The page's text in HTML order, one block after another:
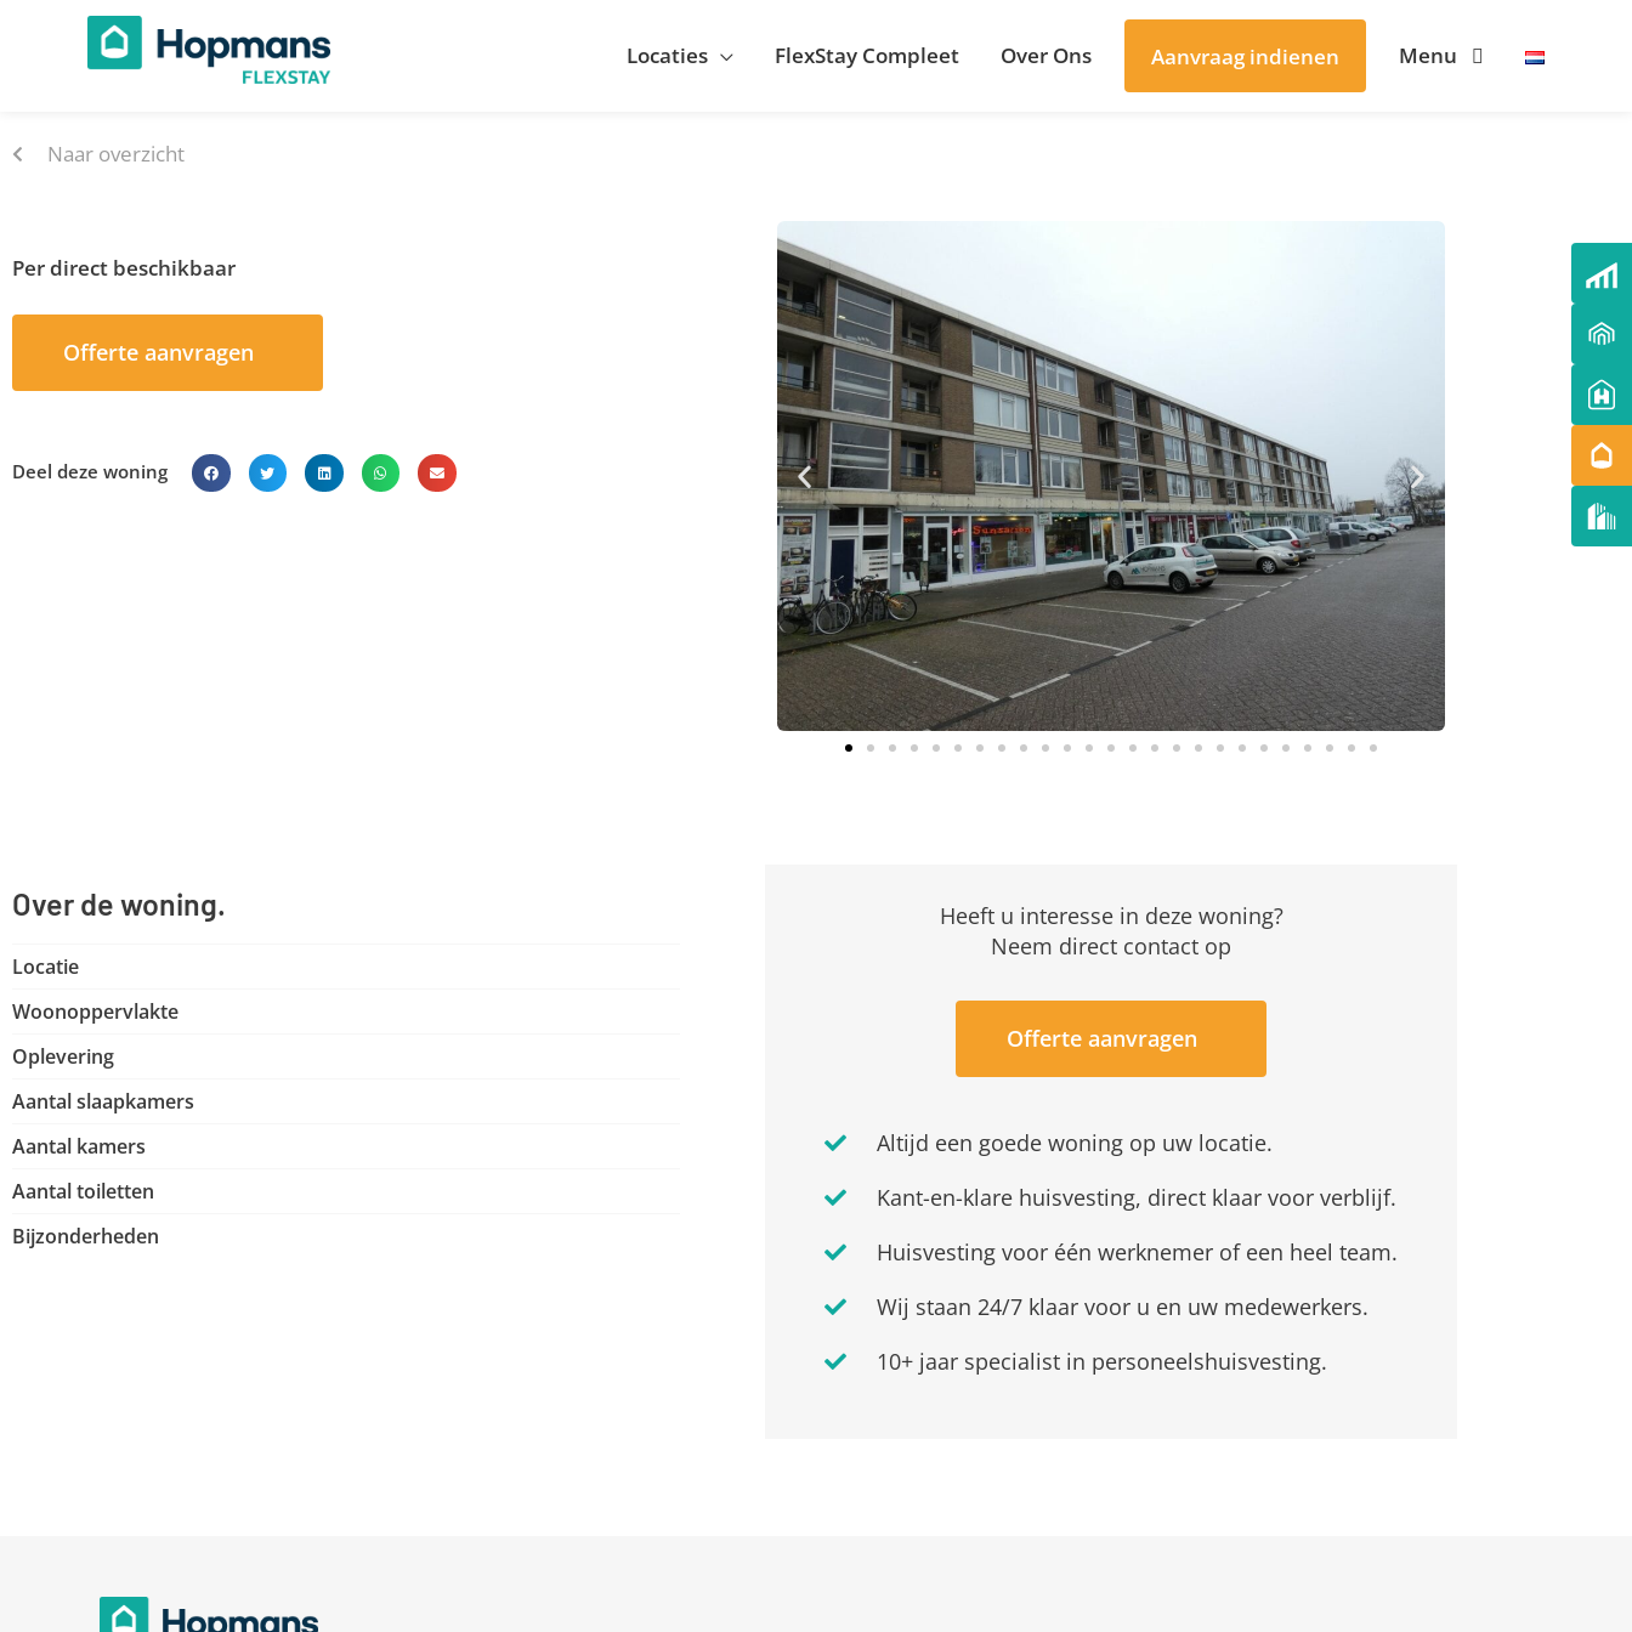
Locaties FlexStay Compleet Over Ons Aanvraag indienen Menu
Naar overzicht
Per direct beschikbaar
Offerte aanvragen
Deel deze woning
Over de woning.
Locatie
Woonoppervlakte
Oplevering
Aantal slaapkamers
Aantal kamers
Aantal toiletten
Bijzonderheden
Heeft u interesse in deze woning?
Neem direct contact op
Offerte aanvragen
Altijd een goede woning op uw locatie.
Kant-en-klare huisvesting, direct klaar voor verblijf.
Huisvesting voor één werknemer of een heel team.
Wij staan 24/7 klaar voor u en uw medewerkers.
10+ jaar specialist in personeelshuisvesting.